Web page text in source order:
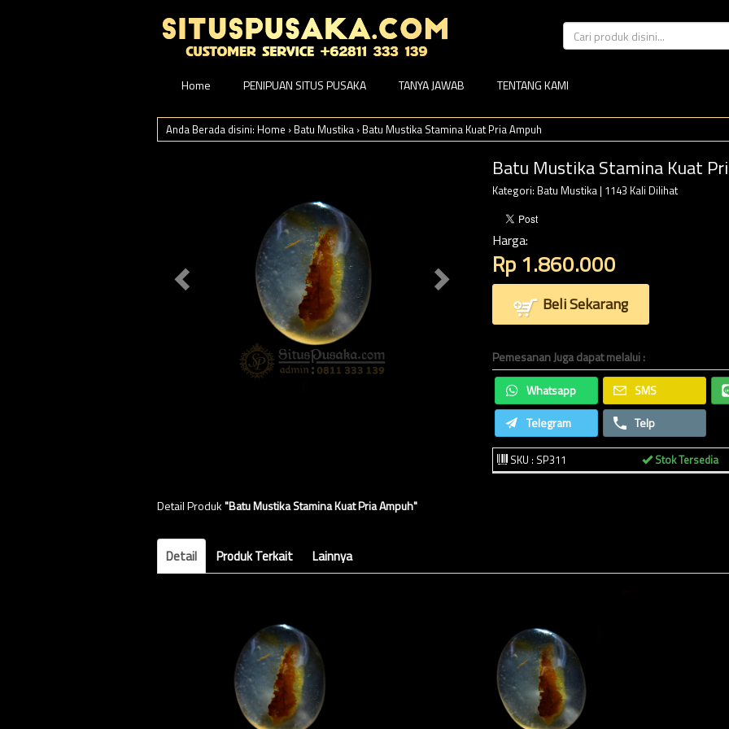
Home PENIPUAN SITUS PUSAKA TANYA JAWAB TENTANG KAMI
Anda Berada disini: Home › Batu Mustika › Batu Mustika Stamina Kuat Pria Ampuh
Batu Mustika Stamina Kuat
Kategori: Batu Mustika| 1143 Kali Dilihat
Harga:
Rp 1.860.000
Beli Sekarang
Pemesanan Juga dapat melalui :
Whatsapp
SMS
Telegram
Telp
SKU : SP311 Stok Tersedia
Detail Produk"Batu Mustika Stamina Kuat Pria Ampuh"
Detail Produk Terkait Lainnya